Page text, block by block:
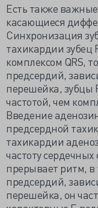
Есть также
касающиеся
Синхронизация
тахикардии зубец
комплексом QRS,
предсердий,
перешейка, зубцы
частотой, чем
Введение
предсердной
тахикардии
частоту
прерывает ритм, в
предсердий,
перешейка, он